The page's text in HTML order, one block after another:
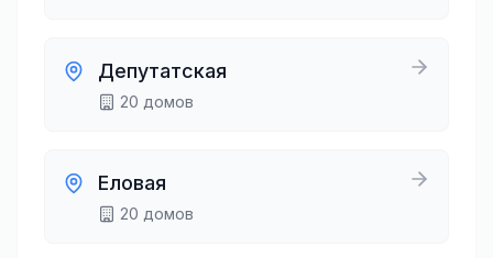
Депутатская
20 домов
Еловая
20 домов